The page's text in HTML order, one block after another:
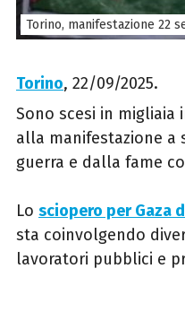
Torino, manifestazione 22
Torino, 22/09/2025.
Sono scesi in migliaia
alla manifestazione a
guerra e dalla fame
Lo sciopero per Gaza
sta coinvolgendo
lavoratori pubblici e